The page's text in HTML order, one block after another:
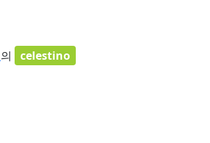
의 celestino